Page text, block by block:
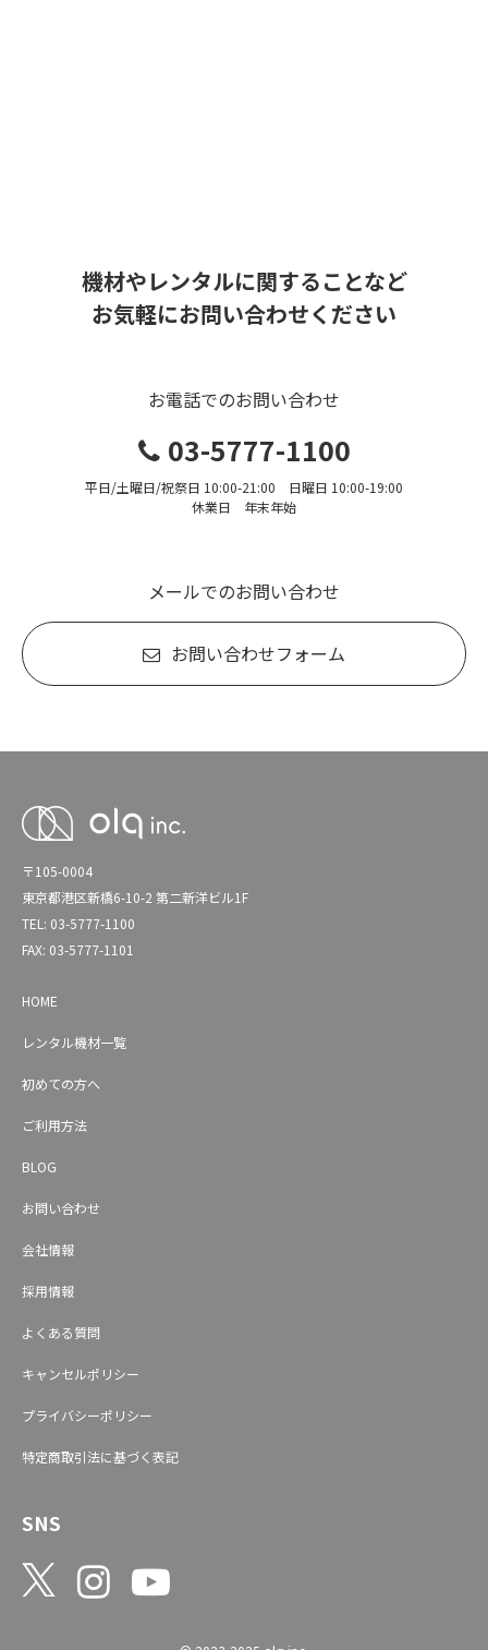
機材やレンタルに関することなど
お気軽にお問い合わせください
お電話でのお問い合わせ
03-5777-1100
平日/土曜日/祝祭日 10:00-21:00 日曜日 10:00-19:00
休業日 年末年始
メールでのお問い合わせ
お問い合わせフォーム
〒105-0004
東京都港区新橋6-10-2 第二新洋ビル1F
TEL: 03-5777-1100
FAX: 03-5777-1101
HOME
レンタル機材一覧
初めての方へ
ご利用方法
BLOG
お問い合わせ
会社情報
採用情報
よくある質問
キャンセルポリシー
プライバシーポリシー
特定商取引法に基づく表記
SNS